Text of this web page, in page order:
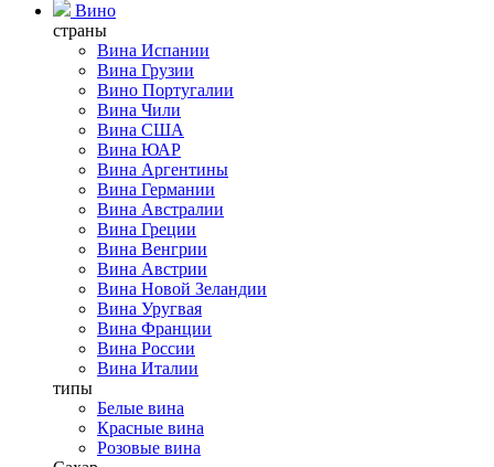
Вино
страны
Вина Испании
Вина Грузии
Вино Португалии
Вина Чили
Вина США
Вина ЮАР
Вина Аргентины
Вина Германии
Вина Австралии
Вина Греции
Вина Венгрии
Вина Австрии
Вина Новой Зеландии
Вина Уругвая
Вина Франции
Вина России
Вина Италии
типы
Белые вина
Красные вина
Розовые вина